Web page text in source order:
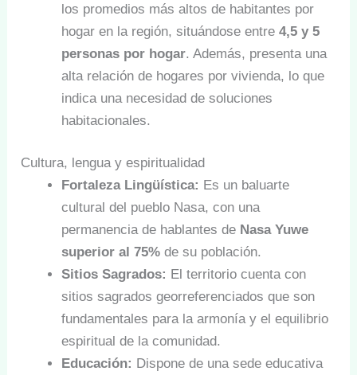
los promedios más altos de habitantes por
hogar en la región, situándose entre4,5 y 5
personas por hogar. Además, presenta una
alta relación de hogares por vivienda, lo que
indica una necesidad de soluciones
habitacionales.
Cultura, lengua y espiritualidad
Fortaleza Lingüística: Es un baluarte
cultural del pueblo Nasa, con una
permanencia de hablantes de Nasa Yuwe
superior al 75% de su población.
Sitios Sagrados: El territorio cuenta con
sitios sagrados georreferenciados que son
fundamentales para la armonía y el equilibrio
espiritual de la comunidad.
Educación: Dispone de una sede educativa